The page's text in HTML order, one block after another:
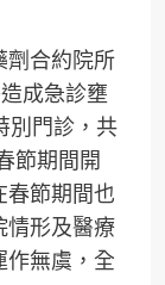
劑合約院所
成急診壅
別門診，共
節期間開
春節期間也
情形及醫療
作無虞，全